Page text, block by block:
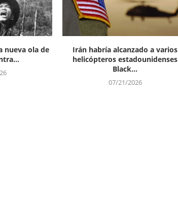
nueva ola de
Irán habría alcanzado a varios
helicópteros estadounidenses
Black...
07/21/2026